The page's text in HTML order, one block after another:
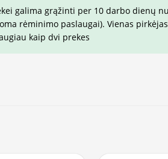
galima grąžinti per 10 darbo dienų
rėminimo paslaugai). Vienas
kaip dvi prekes